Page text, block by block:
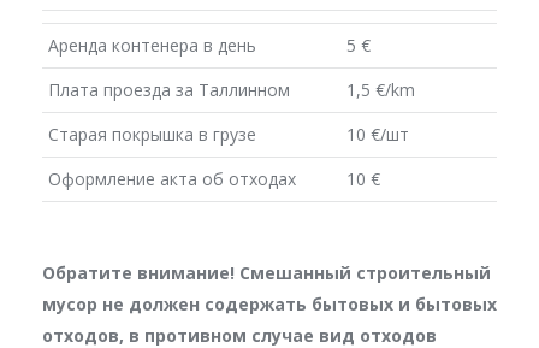
Аренда контенера в день
5 €
Плата проезда за Таллинном
1,5 €/km
Старая покрышка в грузе
10 €/шт
Оформление акта об отходах
10 €
Обратите внимание! Смешанный строительный
мусор не должен содержать бытовых и бытовых
отходов, в противном случае вид отходов